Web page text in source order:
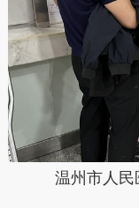
温州市人民